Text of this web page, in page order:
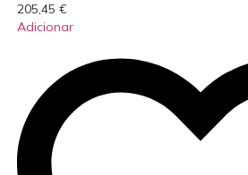
205,45 €
Adicionar